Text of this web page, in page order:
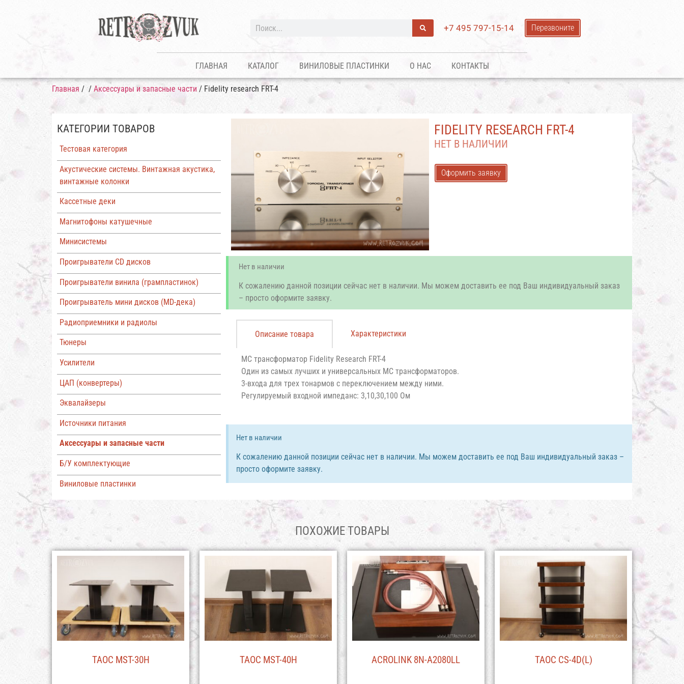
+7 495 797-15-14 Перезвоните
ГЛАВНАЯ КАТАЛОГ ВИНИЛОВЫЕ ПЛАСТИНКИ О НАС КОНТАКТЫ
Главная / / Аксессуары и запасные части / Fidelity research FRT-4
КАТЕГОРИИ ТОВАРОВ
Тестовая категория
Акустические системы. Винтажная акустика,
винтажные колонки
Кассетные деки
Магнитофоны катушечные
Минисистемы
Проигрыватели CD дисков
Проигрыватели винила (грампластинок)
Проигрыватель мини дисков (MD-дека)
Радиоприемники и радиолы
Тюнеры
Усилители
ЦАП (конвертеры)
Эквалайзеры
Источники питания
Аксессуары и запасные части
Б/У комплектующие
Виниловые пластинки
FIDELITY RESEARCH FRT-4
НЕТ В НАЛИЧИИ
Оформить заявку
Нет в наличии
К сожалению данной позиции сейчас нет в наличии. Мы можем доставить ее под Ваш индивидуальный заказ
– просто оформите заявку.
Описание товара Характеристики
МС трансформатор Fidelity Research FRT-4
Один из самых лучших и универсальных МС трансформаторов.
3-входа для трех тонармов с переключением между ними.
Регулируемый входной импеданс: 3,10,30,100 Ом
Нет в наличии
К сожалению данной позиции сейчас нет в наличии. Мы можем доставить ее под Ваш индивидуальный заказ –
просто оформите заявку.
ПОХОЖИЕ ТОВАРЫ
TAOC MST-30H TAOC MST-40H ACROLINK 8N-A2080LL TAOC CS-4D(L)